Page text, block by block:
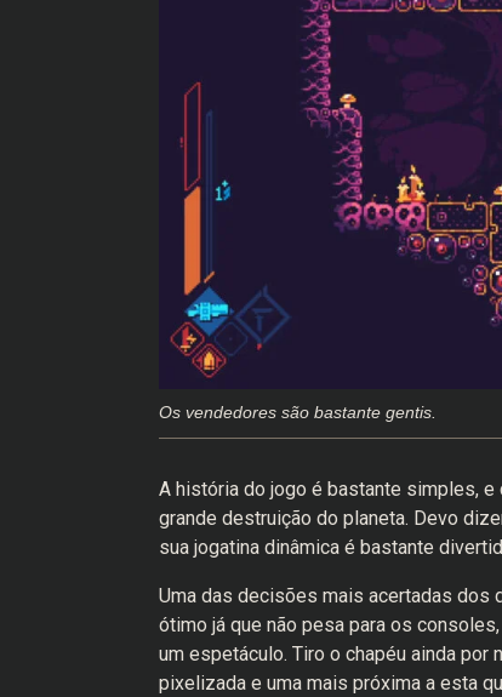
Os vendedores são bastante gentis.
A história do jogo é bastante simples,
grande destruição do planeta. Devo
sua jogatina dinâmica é bastante
Uma das decisões mais acertadas
ótimo já que não pesa para os
um espetáculo. Tiro o chapéu ainda por
pixelizada e uma mais próxima a esta